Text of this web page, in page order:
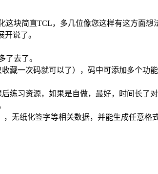
块简直TCL，多几位像您这样有这方面
说了。
了去了。
藏一次码就可以了），码中可添加多个功
练习资源，如果是自做，最好，时间长了
无纸化签字等相关数据，并能生成任意